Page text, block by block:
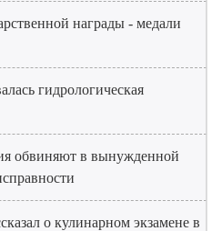
награды - медали
гидрологическая
обвиняют в вынужденной
о кулинарном экзамене в